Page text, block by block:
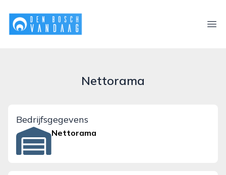
denboschvandaag.nl
Nettorama
Bedrijfsgegevens
Nettorama